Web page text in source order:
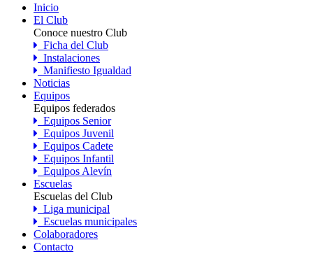
Inicio
El Club
Conoce nuestro Club
Ficha del Club
Instalaciones
Manifiesto Igualdad
Noticias
Equipos
Equipos federados
Equipos Senior
Equipos Juvenil
Equipos Cadete
Equipos Infantil
Equipos Alevín
Escuelas
Escuelas del Club
Liga municipal
Escuelas municipales
Colaboradores
Contacto